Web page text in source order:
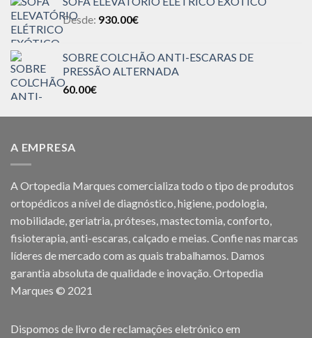
Desde: 930.00€
SOBRE COLCHÃO ANTI-ESCARAS DE
PRESSÃO ALTERNADA
60.00€
A EMPRESA
A Ortopedia Marques comercializa todo o tipo de produtos
ortopédicos a nível de diagnóstico, higiene, podologia,
mobilidade, geriatria, próteses, mastectomia, conforto,
fisioterapia, anti-escaras, calçado e meias. Confie nas marcas
líderes de mercado com as quais trabalhamos. Damos
garantia absoluta de qualidade e inovação. Ortopedia
Marques © 2021
Dispomos de livro de reclamações eletrónico em